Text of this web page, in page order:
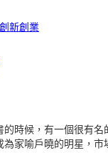
新創業
時候，有一個很有名
為家喻戶曉的明星，市